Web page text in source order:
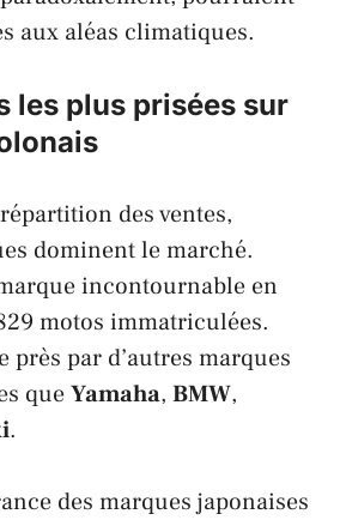
aux aléas climatiques.
les plus prisées sur
des ventes,
dominent le marché.
incontournable en
motos immatriculées.
près par d’autres marques
queYamaha, BMW,
.
des marques japonaises